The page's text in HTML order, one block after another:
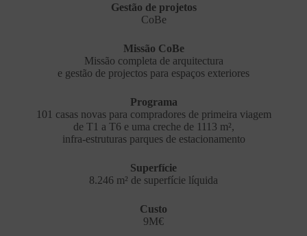
Gestão de projetos
CoBe
Missão CoBe
Missão completa de arquitectura
e gestão de projectos para espaços exteriores
Programa
101 casas novas para compradores de primeira viagem
de T1 a T6 e uma creche de 1113 m²,
infra-estruturas parques de estacionamento
Superfície
8.246 m² de superfície líquida
Custo
9M€